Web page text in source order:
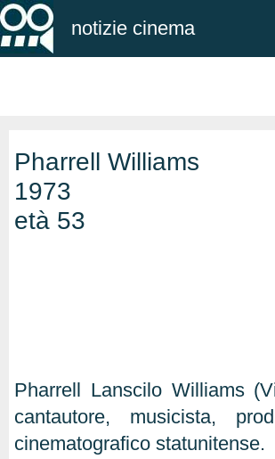
notizie cinema
Pharrell Williams
1973
età 53
Pharrell Lanscilo Williams
cantautore, musicista,
cinematografico statunitense.